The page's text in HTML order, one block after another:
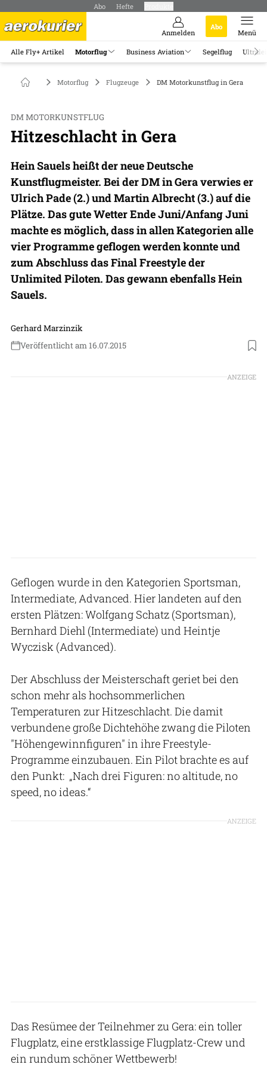
Abo Hefte
Anmelden
Abo
Menü
Alle Fly+ Artikel Motorflug Business Aviation Segelflug
Motorflug Flugzeuge DM Motorkunstflug in Gera
DM MOTORKUNSTFLUG
Hitzeschlacht in Gera
Hein Sauels heißt der neue Deutsche
Kunstflugmeister. Bei der DM in Gera verwies er
Ulrich Pade (2.) und Martin Albrecht (3.) auf die
Plätze. Das gute Wetter Ende Juni/Anfang Juni
machte es möglich, dass in allen Kategorien alle
vier Programme geflogen werden konnte und
zum Abschluss das Final Freestyle der
Unlimited Piloten. Das gewann ebenfalls Hein
Sauels.
Gerhard Marzinzik
Veröffentlicht am 16.07.2015
ANZEIGE
Geflogen wurde in den Kategorien Sportsman,
Intermediate, Advanced. Hier landeten auf den
ersten Plätzen: Wolfgang Schatz (Sportsman),
Bernhard Diehl (Intermediate) und Heintje
Wyczisk (Advanced).
Der Abschluss der Meisterschaft geriet bei den
schon mehr als hochsommerlichen
Temperaturen zur Hitzeschlacht. Die damit
verbundene große Dichtehöhe zwang die Piloten
"Höhengewinnfiguren" in ihre Freestyle-
Programme einzubauen. Ein Pilot brachte es auf
den Punkt: „Nach drei Figuren: no altitude, no
speed, no ideas.“
ANZEIGE
Das Resümee der Teilnehmer zu Gera: ein toller
Flugplatz, eine erstklassige Flugplatz-Crew und
ein rundum schöner Wettbewerb!